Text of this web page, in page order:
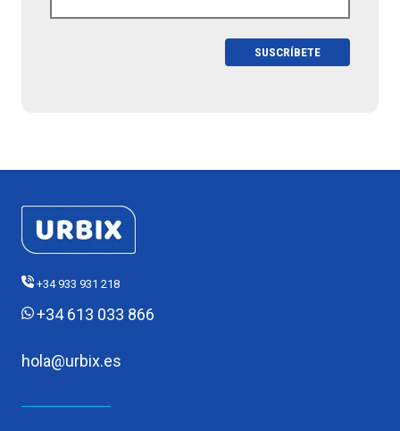
+34 933 931 218
+34 613 033 866
hola@urbix.es